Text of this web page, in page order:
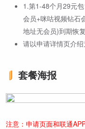
1.第1-48个月29元
会员+咪咕视频钻石
地址无会员)到期恢
请以申请详情页介
套餐海报
注意：申请页面和联通